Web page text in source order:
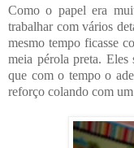
Como o papel era
trabalhar com vários
mesmo tempo ficasse
meia pérola preta. Eles
que com o tempo o
reforço colando com